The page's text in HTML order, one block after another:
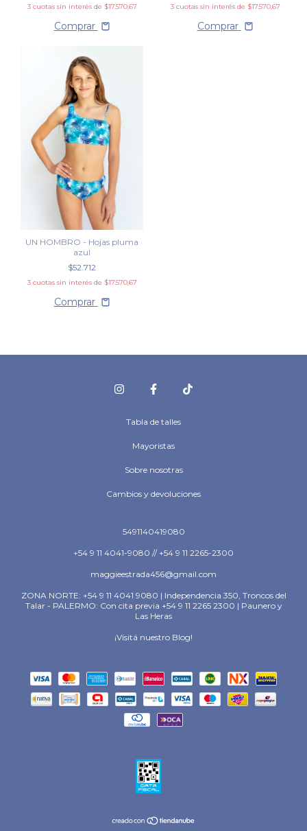
3 cuotas sin interés de $17.570,67
Comprar
3 cuotas sin interés de $17.570,67
Comprar
UN HOMBRO - Hojas pluma
azul
$52.712
3 cuotas sin interés de $17.570,67
Comprar
Tabla de talles
Mayoristas
Sobre nosotras
Cambios y devoluciones
5491140419080
+54 9 11 4041-9080 // +54 9 11 2265-2300
maggieestrada456@gmail.com
ZONA NORTE: +54 9 11 4041 9080 | Independencia 350, Troncos del
Talar - PALERMO: Con cita previa +54 9 11 2265 2300 | Paunero y
Las Heras
¡Visitá nuestro Blog!